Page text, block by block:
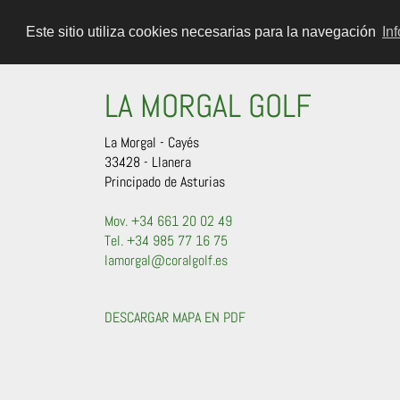
Este sitio utiliza cookies necesarias para la navegación
LA MORGAL GOLF
La Morgal - Cayés
33428 - Llanera
Principado de Asturias
Mov. +34 661 20 02 49
Tel. +34 985 77 16 75
lamorgal@coralgolf.es
DESCARGAR MAPA EN PDF